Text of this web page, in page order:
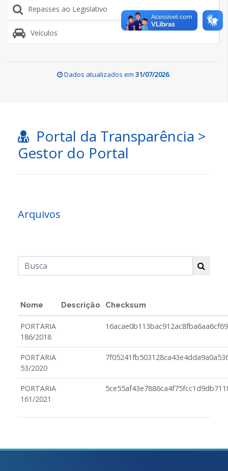
Repasses ao Legislativo
Veículos
Dados atualizados em 31/07/2026.
Portal da Transparência >
Gestor do Portal
Arquivos
Nome Descrição Checksum
PORTARIA
186/2018
PORTARIA
53/2020
PORTARIA
161/2021